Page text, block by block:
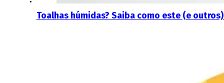
Toalhas húmidas? Saiba como este (e